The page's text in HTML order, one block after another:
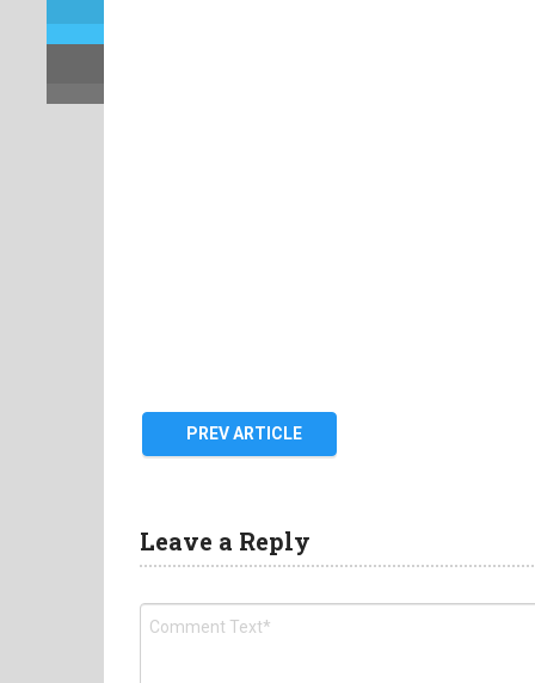
PREV ARTICLE
Leave a Reply